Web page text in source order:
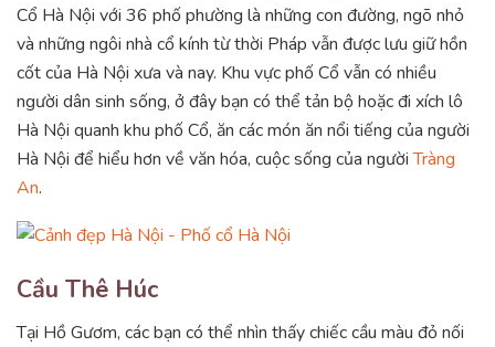
Cổ Hà Nội với 36 phố phường là những con đường, ngõ nhỏ
và những ngôi nhà cổ kính từ thời Pháp vẫn được lưu giữ hồn
cốt của Hà Nội xưa và nay. Khu vực phố Cổ vẫn có nhiều
người dân sinh sống, ở đây bạn có thể tản bộ hoặc đi xích lô
Hà Nội quanh khu phố Cổ, ăn các món ăn nổi tiếng của người
Hà Nội để hiểu hơn về văn hóa, cuộc sống của ngườiTràng
An.
Cầu Thê Húc
Tại Hồ Gươm, các bạn có thể nhìn thấy chiếc cầu màu đỏ nối